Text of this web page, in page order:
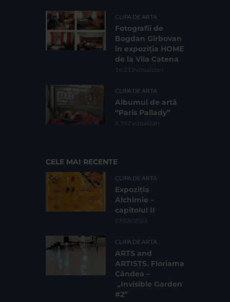
CLIPA DE ARTA
Fotografii de
Bogdan Gîrbovan
în expoziția HOME
de la Vila Catena
16.212 vizualizari
CLIPA DE ARTA
Albumul de artă
“Paris Pallady”
6.597 vizualizari
CELE MAI RECENTE
CLIPA DE ARTA
Expoziția
Alchimie –
capitolul II
07/08/2026
CLIPA DE ARTA
ARTS and
ARTISTS. Floriama
Cândea –
„Invisible Garden
#2”